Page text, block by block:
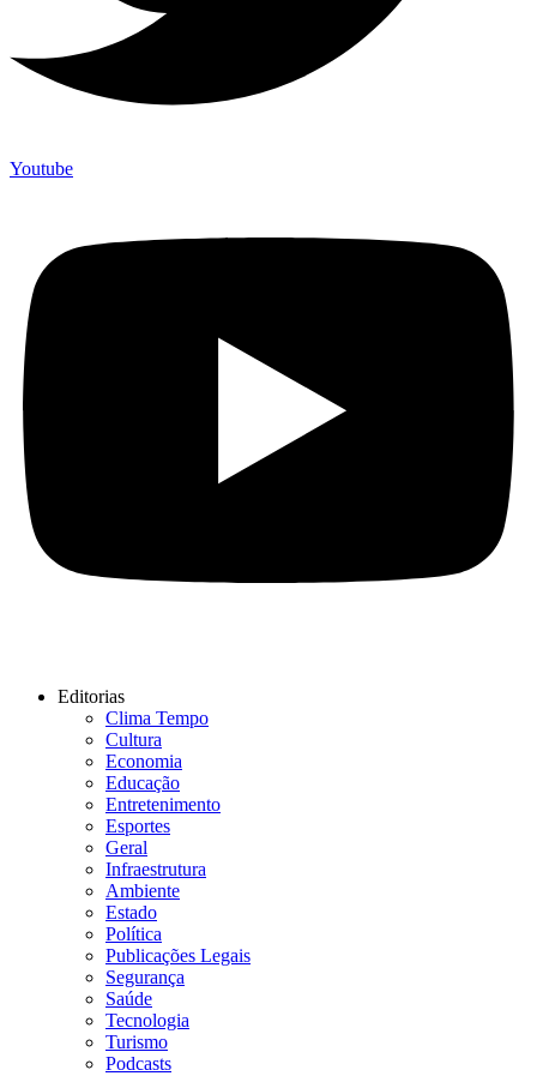
Youtube
Editorias
Clima Tempo
Cultura
Economia
Educação
Entretenimento
Esportes
Geral
Infraestrutura
Ambiente
Estado
Política
Publicações Legais
Segurança
Saúde
Tecnologia
Turismo
Podcasts